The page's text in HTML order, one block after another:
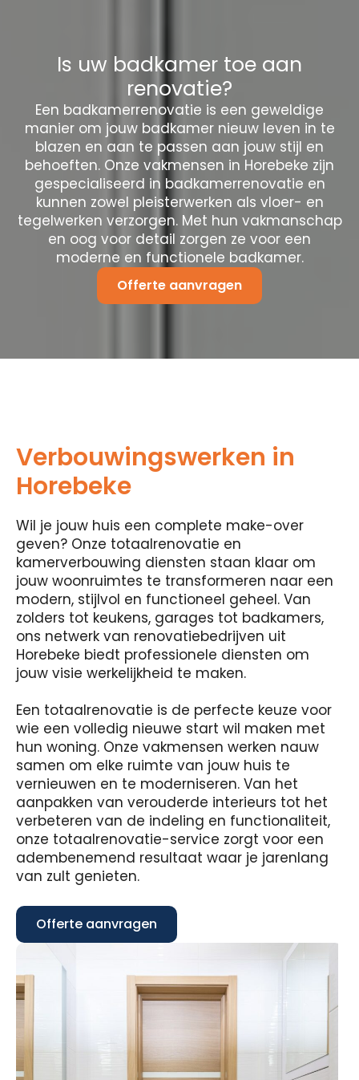
Is uw badkamer toe aan
renovatie?
Een badkamerrenovatie is een geweldige
manier om jouw badkamer nieuw leven in te
blazen en aan te passen aan jouw stijl en
behoeften. Onze vakmensen in Horebeke zijn
gespecialiseerd in badkamerrenovatie en
kunnen zowel pleisterwerken als vloer- en
tegelwerken verzorgen. Met hun vakmanschap
en oog voor detail zorgen ze voor een
moderne en functionele badkamer.
Offerte aanvragen
Verbouwingswerken in
Horebeke
Wil je jouw huis een complete make-over
geven? Onze totaalrenovatie en
kamerverbouwing diensten staan ​​klaar om
jouw woonruimtes te transformeren naar een
modern, stijlvol en functioneel geheel. Van
zolders tot keukens, garages tot badkamers,
ons netwerk van renovatiebedrijven uit
Horebeke biedt professionele diensten om
jouw visie werkelijkheid te maken.
Een totaalrenovatie is de perfecte keuze voor
wie een volledig nieuwe start wil maken met
hun woning. Onze vakmensen werken nauw
samen om elke ruimte van jouw huis te
vernieuwen en te moderniseren. Van het
aanpakken van verouderde interieurs tot het
verbeteren van de indeling en functionaliteit,
onze totaalrenovatie-service zorgt voor een
adembenemend resultaat waar je jarenlang
van zult genieten.
Offerte aanvragen